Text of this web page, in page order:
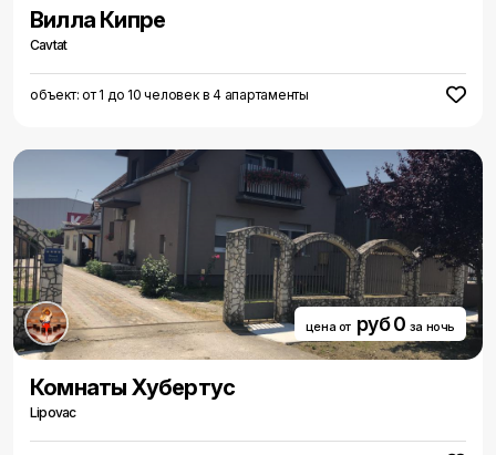
Вилла Кипре
Cavtat
объект: от 1 до 10 человек в 4 апартаменты
цена от руб 0 за ночь
Комнаты Хубертус
Lipovac